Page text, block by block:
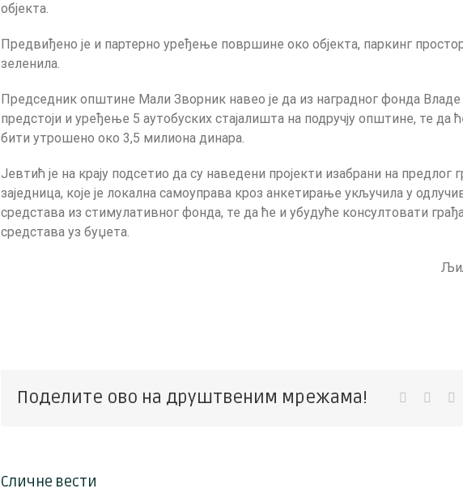
објекта.
Предвиђено је и партерно уређење површине око објекта, паркинг
зеленила.
Председник општине Мали Зворник навео је да из наградног фонда
предстоји и уређење 5 аутобуских стајалишта на подручју општине, те да
бити утрошено око 3,5 милиона динара.
Јевтић је на крају подсетио да су наведени пројекти изабрани на предлог
заједница, које је локална самоуправа кроз анкетирање укључила у
средстава из стимулативног фонда, те да ће и убудуће консултовати
средстава уз буџета.
Поделите ово на друштвеним мрежама! Facebook
Twitter
Сличне вести